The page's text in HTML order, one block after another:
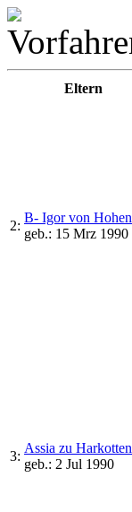
Eltern
2:
B- Igor von
geb.: 15 Mrz 1990
3:
Assia zu Harkotten
geb.: 2 Jul 1990